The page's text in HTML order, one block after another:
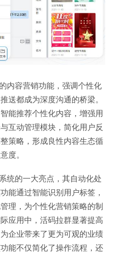
内容营销功能，强调个性化
送都成为深度沟通的桥梁。
能推荐个性化内容，增强用
互动管理模块，简化用户反
策略，形成良性内容生态循
度。
统的一大亮点，其自动化处
能通过智能识别用户标签，
理，为个性化营销策略的制
应用中，活码拉群显著提高
企业带来了更为可观的业绩
能不仅简化了操作流程，还